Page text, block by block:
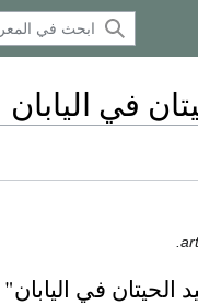
في اليابان
في اليابان"